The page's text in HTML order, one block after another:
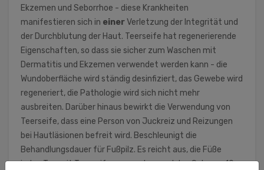
Ekzemen und Seborrhoe - diese Krankheiten
manifestieren sich in einerVerletzung der Integrität und
der Durchblutung der Haut. Teerseife hat regenerierende
Eigenschaften, so dass sie sicher zum Waschen mit
Dermatitis und Ekzemen verwendet werden kann - die
Wundoberfläche wird ständig desinfiziert, das Gewebe wird
regeneriert, die Pathologie wird sich nicht mehr
ausbreiten. Darüber hinaus bewirkt die Verwendung von
Teerseife, dass eine Person von Juckreiz und Reizungen
bei Hautläsionen befreit wird. Beschleunigt die
Behandlungsdauer für Fußpilz. Es reicht aus, die Füße
jeden Tag mit Teerseife zu waschen und den Schaum 10-